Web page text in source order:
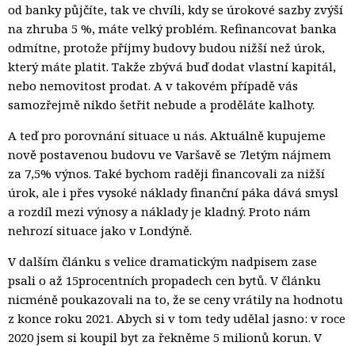
od banky půjčíte, tak ve chvíli, kdy se úrokové sazby zvýší
na zhruba 5 %, máte velký problém. Refinancovat banka
odmítne, protože příjmy budovy budou nižší než úrok,
který máte platit. Takže zbývá buď dodat vlastní kapitál,
nebo nemovitost prodat. A v takovém případě vás
samozřejmě nikdo šetřit nebude a proděláte kalhoty.
A teď pro porovnání situace u nás. Aktuálně kupujeme
nově postavenou budovu ve Varšavě se 7letým nájmem
za 7,5% výnos. Také bychom raději financovali za nižší
úrok, ale i přes vysoké náklady finanční páka dává smysl
a rozdíl mezi výnosy a náklady je kladný. Proto nám
nehrozí situace jako v Londýně.
V dalším článku s velice dramatickým nadpisem zase
psali o až 15procentních propadech cen bytů. V článku
nicméně poukazovali na to, že se ceny vrátily na hodnotu
z konce roku 2021. Abych si v tom tedy udělal jasno: v roce
2020 jsem si koupil byt za řekněme 5 milionů korun. V